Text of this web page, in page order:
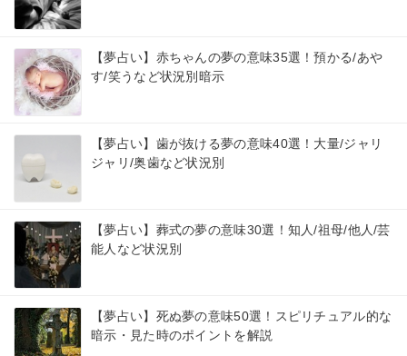
【夢占い】赤ちゃんの夢の意味35選！預かる/あや
す/笑うなど状況別暗示
【夢占い】歯が抜ける夢の意味40選！大量/ジャリ
ジャリ/奥歯など状況別
【夢占い】葬式の夢の意味30選！知人/祖母/他人/芸
能人など状況別
【夢占い】死ぬ夢の意味50選！スピリチュアル的な
暗示・見た時のポイントを解説